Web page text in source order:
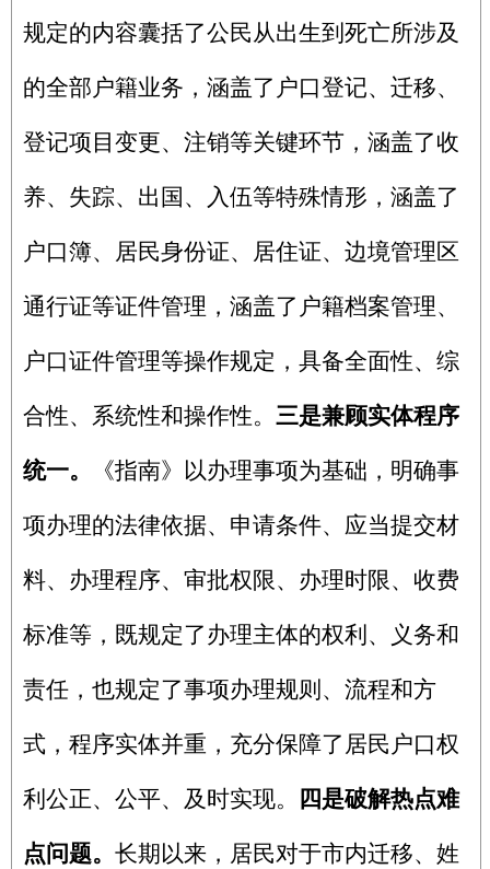
规定的内容囊括了公民从出生到死亡所涉及
的全部户籍业务，涵盖了户口登记、迁移、
登记项目变更、注销等关键环节，涵盖了收
养、失踪、出国、入伍等特殊情形，涵盖了
户口簿、居民身份证、居住证、边境管理区
通行证等证件管理，涵盖了户籍档案管理、
户口证件管理等操作规定，具备全面性、综
合性、系统性和操作性。 三是兼顾实体程序
统一。 《指南》以办理事项为基础，明确事
项办理的法律依据、申请条件、应当提交材
料、办理程序、审批权限、办理时限、收费
标准等，既规定了办理主体的权利、义务和
责任，也规定了事项办理规则、流程和方
式，程序实体并重，充分保障了居民户口权
利公正、公平、及时实现。 四是破解热点难
点问题。 长期以来，居民对于市内迁移、姓